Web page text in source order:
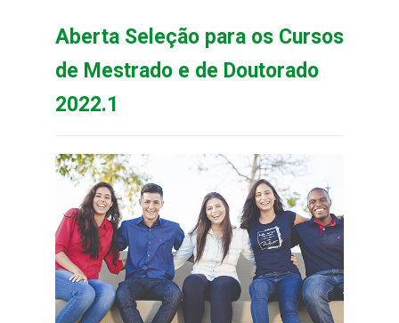
Aberta Seleção para os Cursos
de Mestrado e de Doutorado
2022.1